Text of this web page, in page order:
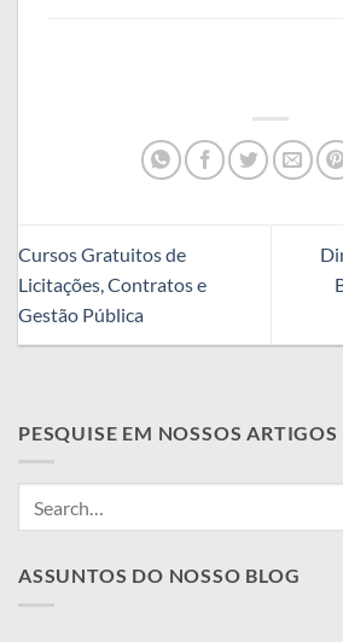
PESQUISE EM NOSSOS ARTIGOS
ASSUNTOS DO NOSSO BLOG
Cursos Gratuitos de
Licitações, Contratos e
Gestão Pública